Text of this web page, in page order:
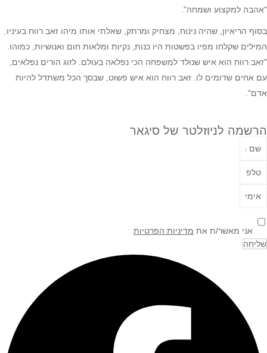
"אהבה למקצוע ושמחה".
בסוף הריאיון, שהיה נינוח, מצחיק ומרתק, שאלתי אותו מיהו זאב רווח בעיניו.
המילים שקלחו מפיו בפשטות היו כנות, נקיות ומלאות חום ואנושיות, כמוהו.
"זאב רווח הוא איש שנולד למשפחה הכי נפלאה בעולם. לזוג הורים נפלאים,
עם אחים שדומים לו. זאב רווח הוא איש פשוט, שבסך הכל משתדל להיות
אדם".
הרשמה לניוזלטר של סיגאר
אני מאשר/ת את מדיניות הפרטיות
שליחה